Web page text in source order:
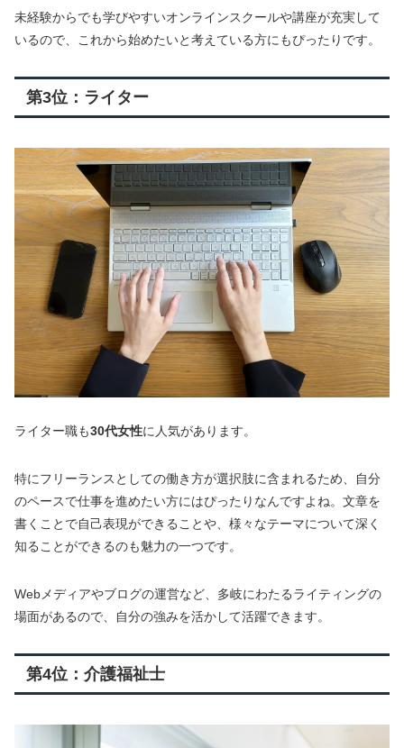
未経験からでも学びやすいオンラインスクールや講座が充実して
いるので、これから始めたいと考えている方にもぴったりです。
第3位：ライター
ライター職も30代女性に人気があります。
特にフリーランスとしての働き方が選択肢に含まれるため、自分
のペースで仕事を進めたい方にはぴったりなんですよね。文章を
書くことで自己表現ができることや、様々なテーマについて深く
知ることができるのも魅力の一つです。
Webメディアやブログの運営など、多岐にわたるライティングの
場面があるので、自分の強みを活かして活躍できます。
第4位：介護福祉士